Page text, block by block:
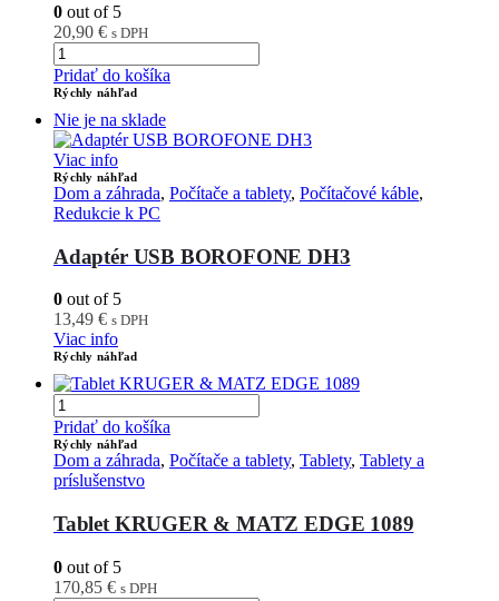
0 out of 5
20,90 € s DPH
Pridať do košíka
Rýchly náhľad
Nie je na sklade
Viac info
Rýchly náhľad
Dom a záhrada, Počítače a tablety, Počítačové káble,
Redukcie k PC
Adaptér USB BOROFONE DH3
0 out of 5
13,49 € s DPH
Viac info
Rýchly náhľad
Pridať do košíka
Rýchly náhľad
Dom a záhrada, Počítače a tablety, Tablety, Tablety a
príslušenstvo
Tablet KRUGER & MATZ EDGE 1089
0 out of 5
170,85 € s DPH